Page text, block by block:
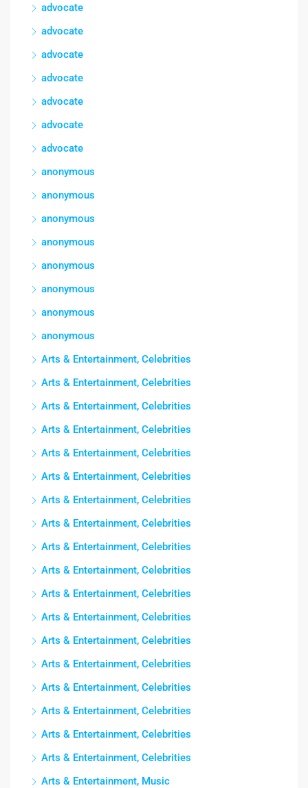
advocate
advocate
advocate
advocate
advocate
advocate
advocate
anonymous
anonymous
anonymous
anonymous
anonymous
anonymous
anonymous
anonymous
Arts & Entertainment, Celebrities
Arts & Entertainment, Celebrities
Arts & Entertainment, Celebrities
Arts & Entertainment, Celebrities
Arts & Entertainment, Celebrities
Arts & Entertainment, Celebrities
Arts & Entertainment, Celebrities
Arts & Entertainment, Celebrities
Arts & Entertainment, Celebrities
Arts & Entertainment, Celebrities
Arts & Entertainment, Celebrities
Arts & Entertainment, Celebrities
Arts & Entertainment, Celebrities
Arts & Entertainment, Celebrities
Arts & Entertainment, Celebrities
Arts & Entertainment, Celebrities
Arts & Entertainment, Celebrities
Arts & Entertainment, Celebrities
Arts & Entertainment, Music